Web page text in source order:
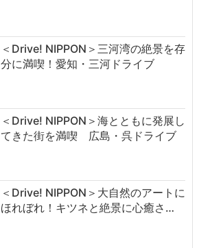
＜Drive! NIPPON＞三河湾の絶景を存
分に満喫！愛知・三河ドライブ
＜Drive! NIPPON＞海とともに発展し
てきた街を満喫 広島・呉ドライブ
＜Drive! NIPPON＞大自然のアートに
ほれぼれ！キツネと絶景に心癒さ…